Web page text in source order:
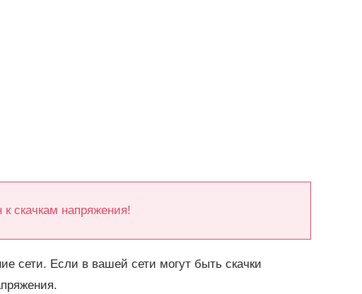
к скачкам напряжения!
сети. Если в вашей сети могут быть скачки